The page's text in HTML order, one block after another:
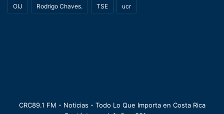
OIJ Rodrigo Chaves. TSE ucr
CRC89.1 FM - Noticias - Todo Lo Que Importa en Costa Rica